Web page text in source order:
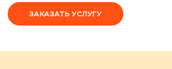
ЗАКАЗАТЬ УСЛУГУ